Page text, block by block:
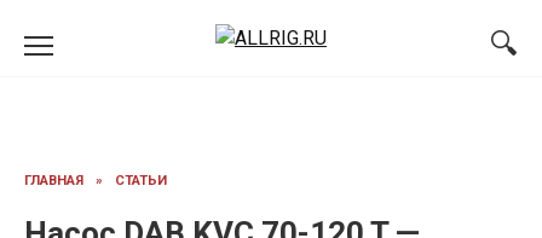
ГЛАВНАЯ » СТАТЬИ